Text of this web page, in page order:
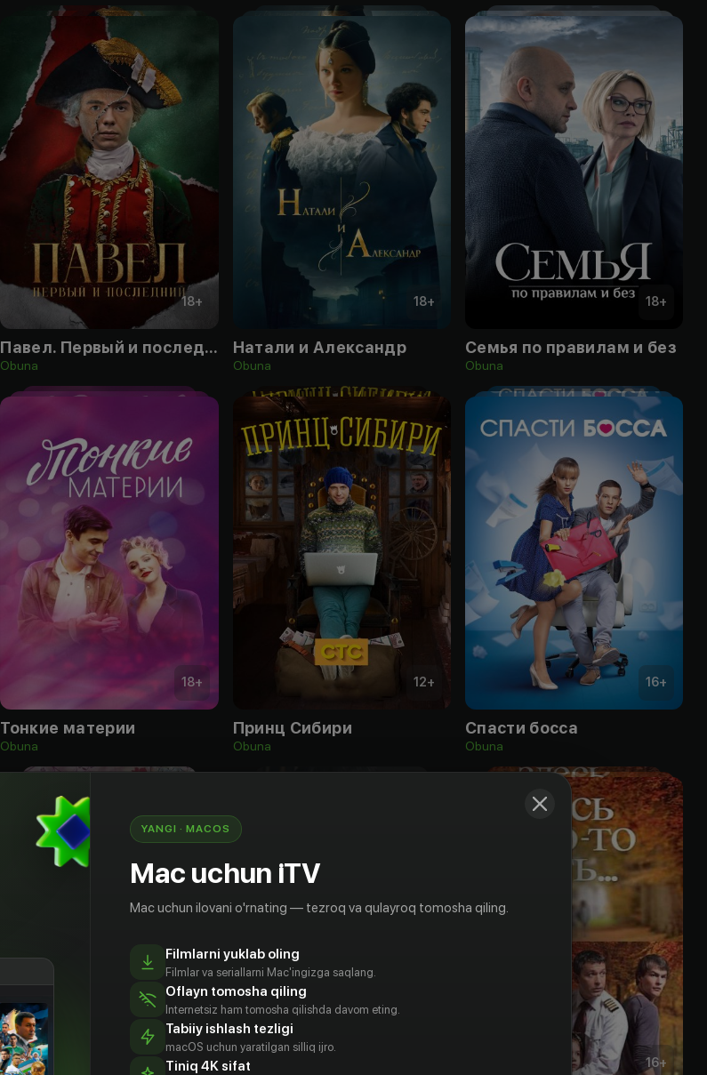
18+
Павел. Первый и последний
Obuna
18+
Натали и Александр
Obuna
18+
Семья по правилам и без
Obuna
18+
Тонкие материи
Obuna
12+
Принц Сибири
Obuna
16+
Спасти босса
Obuna
16+ 16+
YANGI · MACOS
Mac uchun iTV
Mac uchun ilovani o'rnating — tezroq va qulayroq tomosha qiling.
Filmlarni yuklab oling
Filmlar va seriallarni Mac'ingizga saqlang.
Oflayn tomosha qiling
Internetsiz ham tomosha qilishda davom eting.
Tabiiy ishlash tezligi
macOS uchun yaratilgan silliq ijro.
Tiniq 4K sifat